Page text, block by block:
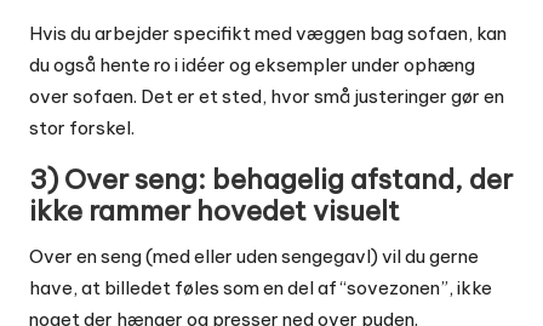
Hvis du arbejder specifikt med væggen bag sofaen, kan
du også hente ro i idéer og eksempler under ophæng
over sofaen. Det er et sted, hvor små justeringer gør en
stor forskel.
3) Over seng: behagelig afstand, der
ikke rammer hovedet visuelt
Over en seng (med eller uden sengegavl) vil du gerne
have, at billedet føles som en del af “sovezonen”, ikke
noget der hænger og presser ned over puden.